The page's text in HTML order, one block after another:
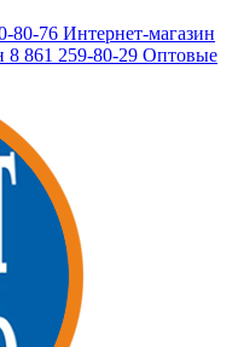
80-76 Интернет-магазин
8 861 259-80-29 Оптовые